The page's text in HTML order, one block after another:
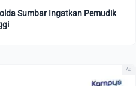
Sumbar Ingatkan Pemudik
Ad